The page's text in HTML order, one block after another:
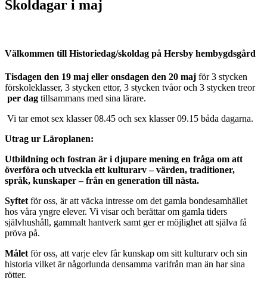
Skoldagar i maj
Välkommen till Historiedag/skoldag på Hersby hembygdsgård
Tisdagen den 19 maj eller onsdagen den 20 maj för 3 stycken
förskoleklasser, 3 stycken ettor, 3 stycken tvåor och 3 stycken treor
per dag tillsammans med sina lärare.
Vi tar emot sex klasser 08.45 och sex klasser 09.15 båda dagarna.
Utrag ur Läroplanen:
Utbildning och fostran är i djupare mening en fråga om att
överföra och utveckla ett kulturarv – värden, traditioner,
språk, kunskaper – från en generation till nästa.
Syftet för oss, är att väcka intresse om det gamla bondesamhället
hos våra yngre elever. Vi visar och berättar om gamla tiders
självhushåll, gammalt hantverk samt ger er möjlighet att själva få
pröva på.
Målet för oss, att varje elev får kunskap om sitt kulturarv och sin
historia vilket är någorlunda densamma varifrån man än har sina
rötter.